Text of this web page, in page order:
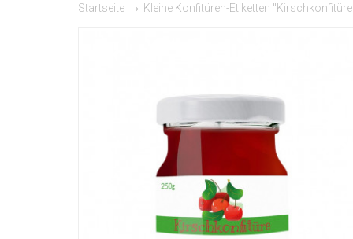
Startseite Kleine Konfitüren-Etiketten